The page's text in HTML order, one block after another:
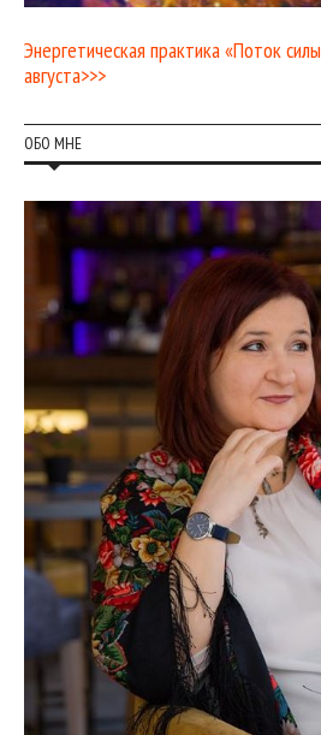
Энергетическая практика «Поток
августа>>>
ОБО МНЕ